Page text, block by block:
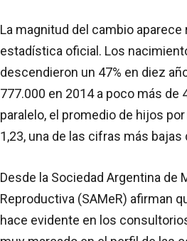
La magnitud del cambio aparece
estadística oficial. Los
descendieron un 47% en diez
777.000 en 2014 a poco más de
paralelo, el promedio de hijos
1,23, una de las cifras más bajas
Desde la Sociedad Argentina de
Reproductiva (SAMeR) afirman
hace evidente en los